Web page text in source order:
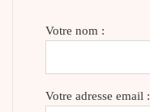
Votre nom :
Votre adresse email :